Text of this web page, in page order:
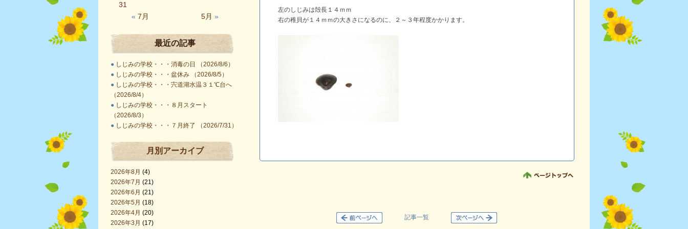
« 7月 5月 »
31
最近の記事
● しじみの学校・・・消毒の日 （2026/8/6）
● しじみの学校・・・盆休み （2026/8/5）
● しじみの学校・・・宍道湖水温３１℃台へ
（2026/8/4）
● しじみの学校・・・８月スタート
（2026/8/3）
● しじみの学校・・・７月終了 （2026/7/31）
月別アーカイブ
2026年8月 (4)
2026年7月 (21)
2026年6月 (21)
2026年5月 (18)
2026年4月 (20)
2026年3月 (17)
左のしじみは殻長１４ｍｍ
右の稚貝が１４ｍｍの大きさになるのに、２～３年程度かかります。
記事一覧